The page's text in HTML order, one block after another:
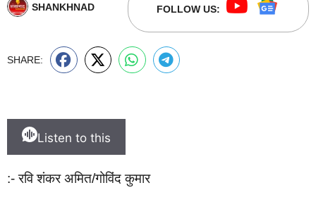
SHANKHNAD FOLLOW US:
SHARE:
Listen to this
:- रवि शंकर अमित/गोविंद कुमार